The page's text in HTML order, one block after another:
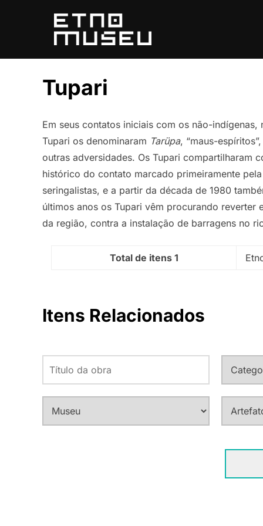
conteúdo
Tupari
Em seus contatos iniciais com os não-
Tupari os denominaram Tarüpa, “maus-
outras adversidades. Os Tupari compartilharam
histórico do contato marcado primeiramente
seringalistas, e a partir da década de 1980
últimos anos os Tupari vêm procurando
da região, contra a instalação de barragens no
Total de itens 1
Itens Relacionados